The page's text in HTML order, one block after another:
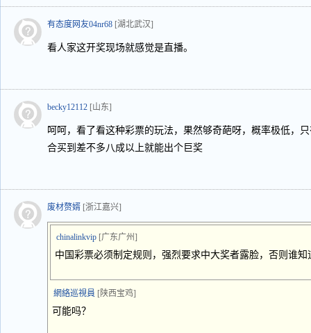
有态度网友04nr68 [湖北武汉]
看人家这开奖现场就感觉是直播。
becky12112 [山东]
呵呵，看了看这种彩票的玩法，果然够奇葩呀，概率极低，
合买到差不多八成以上就能出个巨奖
废材赘婿 [浙江嘉兴]
chinalinkvip [广东广州]
中国彩票必须制定规则，强烈要求中大奖者露脸，否则谁
網絡巡視員 [陕西宝鸡]
可能吗？